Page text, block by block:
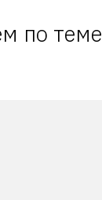
по теме